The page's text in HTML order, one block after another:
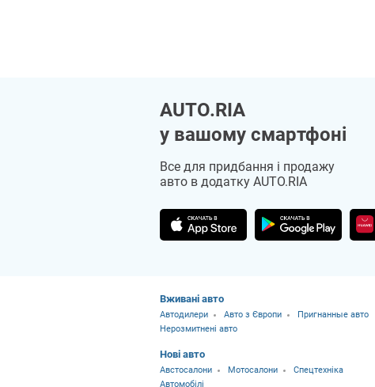
AUTO.RIA
у вашому смартфоні
Все для придбання і продажу
авто в додатку AUTO.RIA
Вживані авто
Автодилери Авто з Європи
Пригнанные авто
Нерозмитнені авто
Нові авто
Австосалони Мотосалони
Спецтехніка
Автомобілі